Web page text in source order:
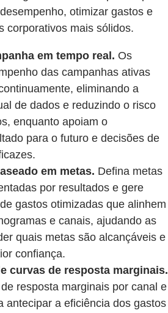
otimizar gastos e
corporativos mais sólidos.
em tempo real. Os
das campanhas ativas
eliminando a
de dados e reduzindo o risco
enquanto apoiam o
para o futuro e decisões de
em metas. Defina metas
por resultados e gere
gastos otimizadas que alinhem
e canais, ajudando as
quais metas são alcançáveis e
confiança.
curvas de resposta marginais.
resposta marginais por canal e
antecipar a eficiência dos gastos